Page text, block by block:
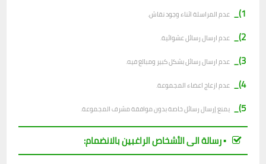
1)_
عدم المراسلة اثناء وجود نقاش.
2)_ عدم ارسال رسائل عشوائية.
3)_ عدم ارسال رسائل بشكل كبير ومبالغ فيه.
4)_ عدم ازعاج اعضاء المجموعة.
5)_ يمنع إرسال رسائل خاصة بدون موافقة مشرف المجموعة.
▪︎ رسالة الى الأشخاص الراغبين بالانضمام: